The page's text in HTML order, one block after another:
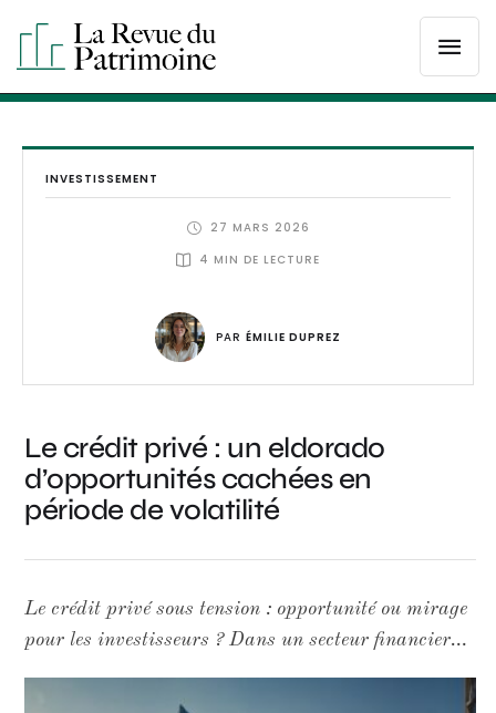
INVESTISSEMENT
27 MARS 2026
4 MIN DE LECTURE
PAR ÉMILIE DUPREZ
Le crédit privé : un eldorado
d’opportunités cachées en
période de volatilité
Le crédit privé sous tension : opportunité ou mirage
pour les investisseurs ? Dans un secteur financier
traverse une période de turbulences qui mérite un